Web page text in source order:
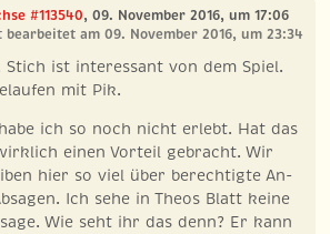
#113540, 09. November 2016, um 17:06
bearbeitet am 09. November 2016, um 23:34
Stich ist interessant von dem Spiel.
mit Pik.
ich so noch nicht erlebt. Hat das
einen Vorteil gebracht. Wir
hier so viel über berechtigte An-
Ich sehe in Theos Blatt keine
Wie seht ihr das denn? Er kann